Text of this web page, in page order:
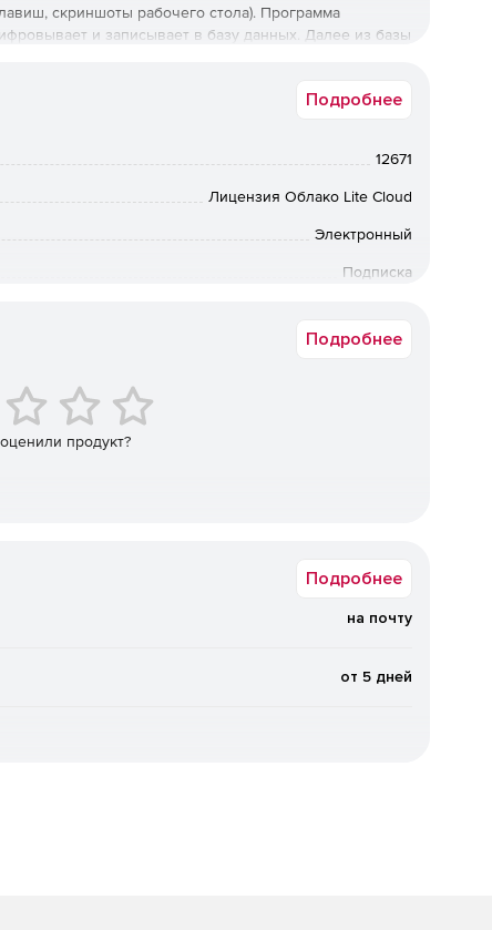
скриншоты рабочего стола). Программа
и записывает в базу данных. Далее из базы
Подробнее
12671
Лицензия Облако Lite Cloud
Электронный
Подписка
Подробнее
продукт?
Подробнее
на почту
от 5 дней